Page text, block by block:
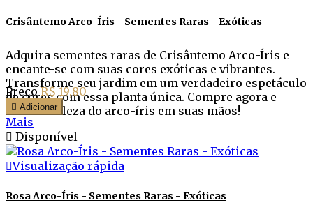
Crisântemo Arco-Íris - Sementes Raras - Exóticas
Adquira sementes raras de Crisântemo Arco-Íris e
encante-se com suas cores exóticas e vibrantes.
Transforme seu jardim em um verdadeiro espetáculo
de cores com essa planta única. Compre agora e
tenha a beleza do arco-íris em suas mãos!
Preço R$ 19,80
 Adicionar
Mais
 Disponível
Visualização rápida
Rosa Arco-Íris - Sementes Raras - Exóticas